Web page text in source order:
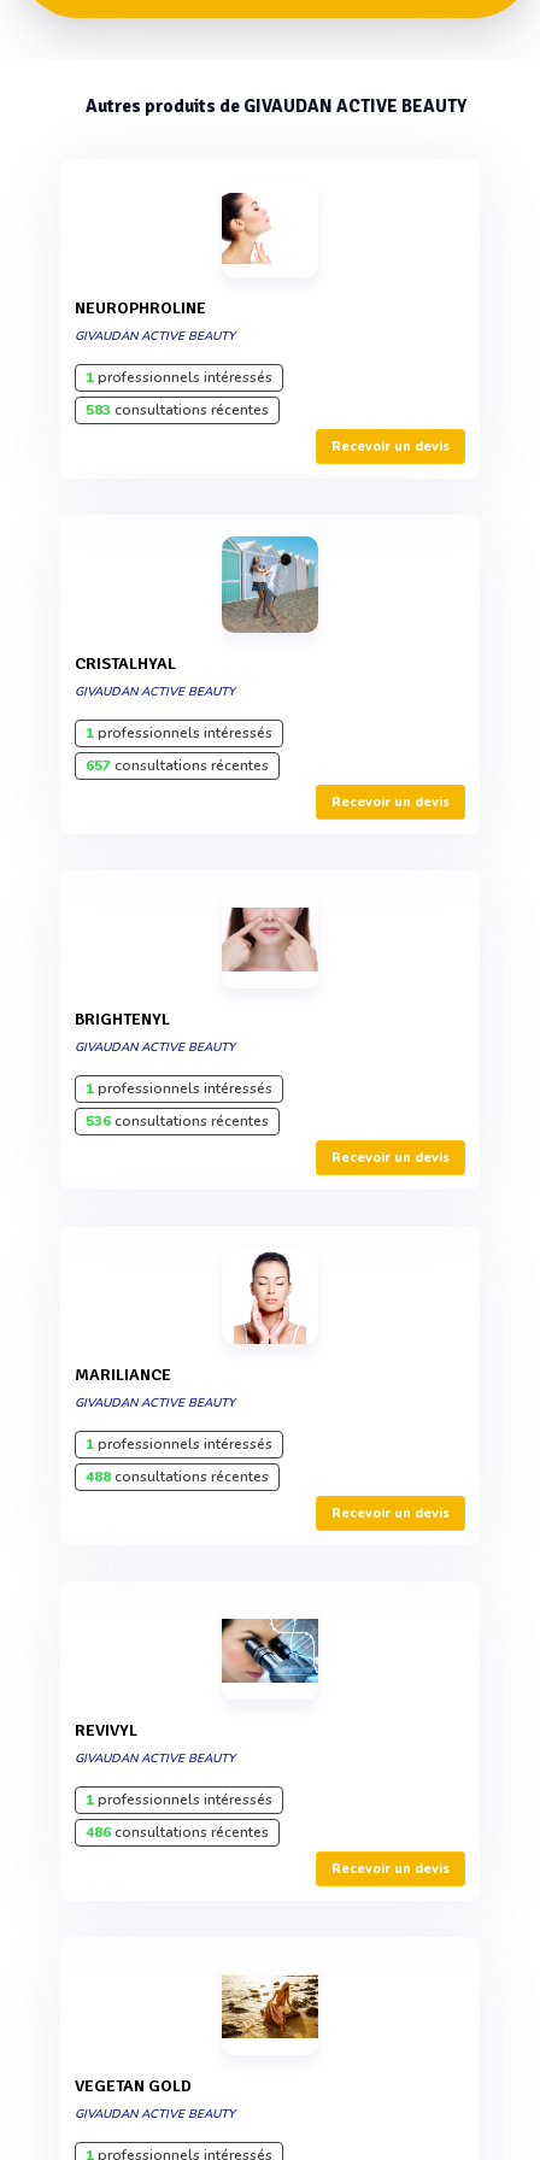
Autres produits de GIVAUDAN ACTIVE BEAUTY
NEUROPHROLINE
GIVAUDAN ACTIVE BEAUTY
1professionnels intéressés
583 consultations récentes
Recevoir un devis
CRISTALHYAL
GIVAUDAN ACTIVE BEAUTY
1professionnels intéressés
657consultations récentes
Recevoir un devis
BRIGHTENYL
GIVAUDAN ACTIVE BEAUTY
1professionnels intéressés
536consultations récentes
Recevoir un devis
MARILIANCE
GIVAUDAN ACTIVE BEAUTY
1professionnels intéressés
488consultations récentes
Recevoir un devis
REVIVYL
GIVAUDAN ACTIVE BEAUTY
1professionnels intéressés
486consultations récentes
Recevoir un devis
VEGETAN GOLD
GIVAUDAN ACTIVE BEAUTY
1professionnels intéressés